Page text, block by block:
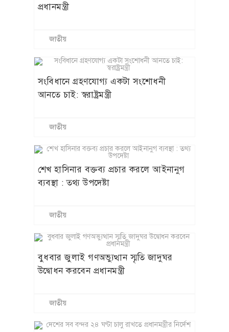
প্রধানমন্ত্রী
জাতীয়
সংবিধানে গ্রহণযোগ্য একটা সংশোধনী
আনতে চাই: স্বরাষ্ট্রমন্ত্রী
জাতীয়
শেখ হাসিনার বক্তব্য প্রচার করলে আইনানুগ
ব্যবস্থা : তথ্য উপদেষ্টা
জাতীয়
বুধবার জুলাই গণঅভ্যুত্থান স্মৃতি জাদুঘর
উদ্বোধন করবেন প্রধানমন্ত্রী
জাতীয়